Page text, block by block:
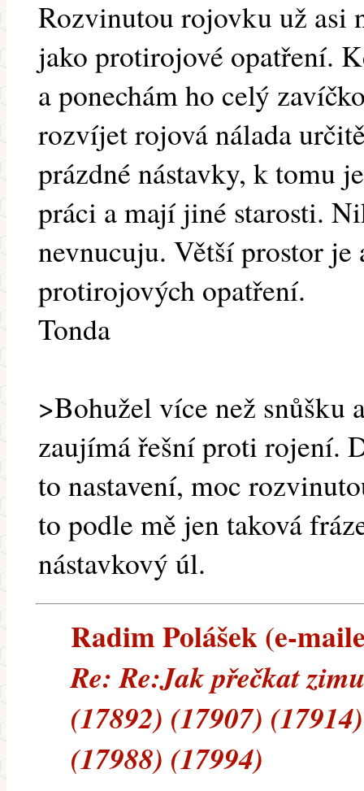
Rozvinutou rojovku už asi
jako protirojové opatření.
a ponechám ho celý
rozvíjet rojová nálada
prázdné nástavky, k tomu
práci a mají jiné starosti.
nevnucuju. Větší prostor
protirojových opatření.
Tonda
>Bohužel více než snůšku
zaujímá řešní proti rojení.
to nastavení, moc
to podle mě jen taková
nástavkový úl.
Radim Polášek (e-
Re: Re:Jak přečkat
(17892) (17907)
(17988) (17994)